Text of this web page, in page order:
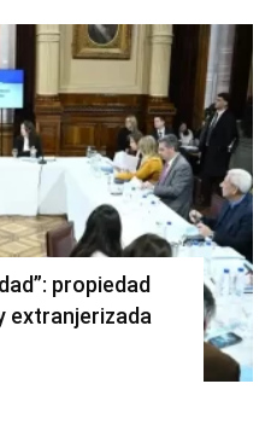
propiedad
extranjerizada